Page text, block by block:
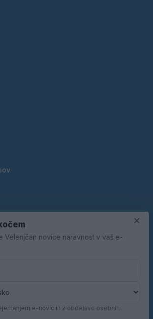
×
Velenjčan novice naravnost v vaš e-
e-novic in z obdelavo osebnih